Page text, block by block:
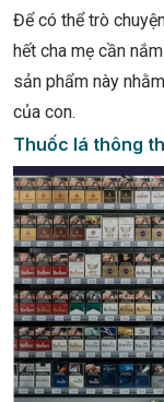
Để có thể trò
hết cha mẹ cần
sản phẩm này
của con.
Thuốc lá thông